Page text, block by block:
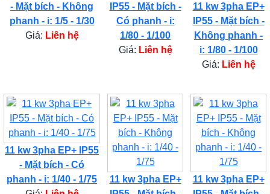
- Mặt bích - Không
phanh - i: 1/5 - 1/30
Giá: Liên hệ
IP55 - Mặt bích -
Có phanh - i:
1/80 - 1/100
Giá: Liên hệ
11 kw 3pha EP+
IP55 - Mặt bích -
Không phanh -
i: 1/80 - 1/100
Giá: Liên hệ
11 kw 3pha EP+ IP55
- Mặt bích - Có
phanh - i: 1/40 - 1/75
11 kw 3pha EP+
11 kw 3pha EP+